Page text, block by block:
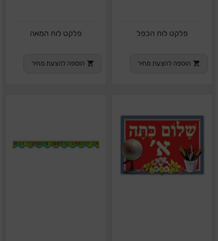
פלקט לוח הכפל
הוספה להצעת מחיר
פלקט לוח המאה
הוספה להצעת מחיר